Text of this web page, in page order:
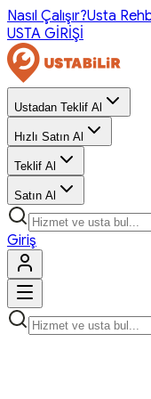
Nasıl Çalışır?Usta
USTA GİRİŞİ
Ustadan Teklif Al
Hızlı Satın Al
Teklif Al
Satın Al
Giriş